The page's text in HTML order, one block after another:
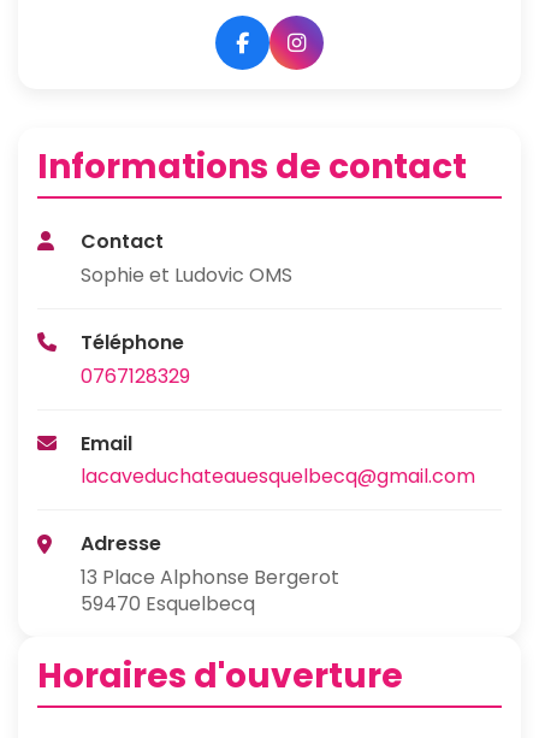
Informations de contact
Contact
Sophie et Ludovic OMS
Téléphone
0767128329
Email
lacaveduchateauesquelbecq@gmail.com
Adresse
13 Place Alphonse Bergerot
59470 Esquelbecq
Horaires d'ouverture